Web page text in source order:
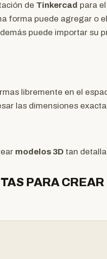
de Tinkercad para
forma puede agregar o
puede importar su
libremente en el
las dimensiones
modelos 3D tan
PARA CREAR